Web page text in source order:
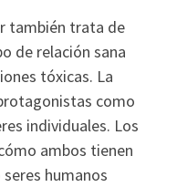
también trata de
de relación sana
tóxicas. La
como
individuales. Los
ambos tienen
humanos